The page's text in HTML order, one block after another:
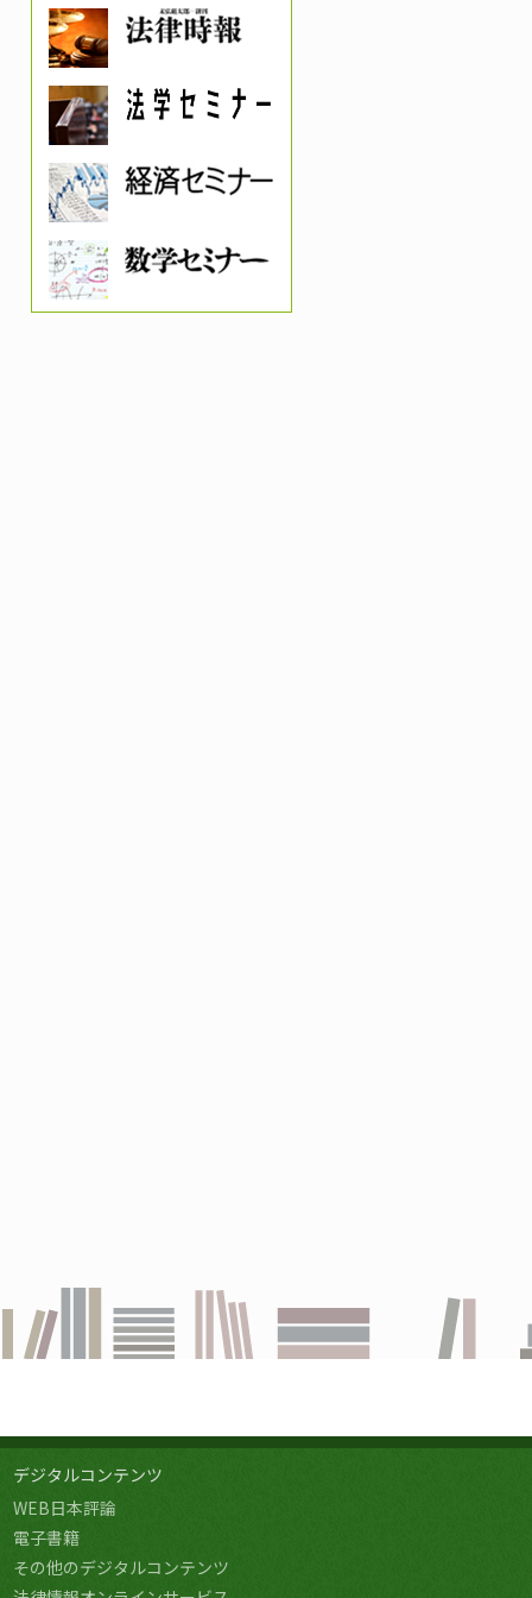
デジタルコンテンツ
WEB日本評論
電子書籍
その他のデジタルコンテンツ